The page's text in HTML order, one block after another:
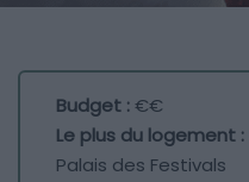
Budget :€€
Le plus du logement :
Palais des Festivals